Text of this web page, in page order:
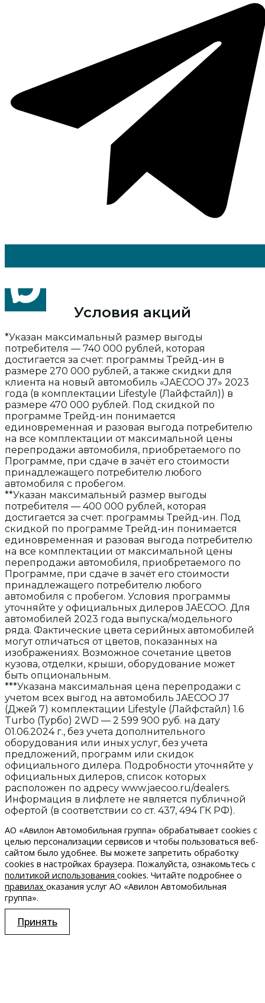
Условия акций
*Указан максимальный размер выгоды
потребителя — 740 000 рублей, которая
достигается за счет: программы Трейд-ин в
размере 270 000 рублей, а также скидки для
клиента на новый автомобиль «JAECOO J7» 2023
года (в комплектации Lifestyle (Лайфстайл)) в
размере 470 000 рублей. Под скидкой по
программе Трейд-ин понимается
единовременная и разовая выгода потребителю
на все комплектации от максимальной цены
перепродажи автомобиля, приобретаемого по
Программе, при сдаче в зачёт его стоимости
принадлежащего потребителю любого
автомобиля с пробегом.
**Указан максимальный размер выгоды
потребителя — 400 000 рублей, которая
достигается за счет: программы Трейд-ин. Под
скидкой по программе Трейд-ин понимается
единовременная и разовая выгода потребителю
на все комплектации от максимальной цены
перепродажи автомобиля, приобретаемого по
Программе, при сдаче в зачёт его стоимости
принадлежащего потребителю любого
автомобиля с пробегом. Условия программы
уточняйте у официальных дилеров JAECOO. Для
автомобилей 2023 года выпуска/модельного
ряда. Фактические цвета серийных автомобилей
могут отличаться от цветов, показанных на
изображениях. Возможное сочетание цветов
кузова, отделки, крыши, оборудование может
быть опциональным.
***Указана максимальная цена перепродажи с
учетом всех выгод на автомобиль JAECOO J7
(Джей 7) комплектации Lifestyle (Лайфстайл) 1.6
Turbo (Турбо) 2WD — 2 599 900 руб. на дату
01.06.2024 г., без учета дополнительного
оборудования или иных услуг, без учета
предложений, программ или скидок
официального дилера. Подробности уточняйте у
официальных дилеров, список которых
расположен по адресу www.jaecoo.ru/dealers.
Информация в лифлете не является публичной
офертой (в соответствии со ст. 437, 494 ГК РФ).
АО «Авилон Автомобильная группа» обрабатывает cookies с
целью персонализации сервисов и чтобы пользоваться веб-
сайтом было удобнее. Вы можете запретить обработку
сookies в настройках браузера. Пожалуйста, ознакомьтесь с
политикой использования cookies. Читайте подробнее о
правилах оказания услуг АО «Авилон Автомобильная
группа».
Принять